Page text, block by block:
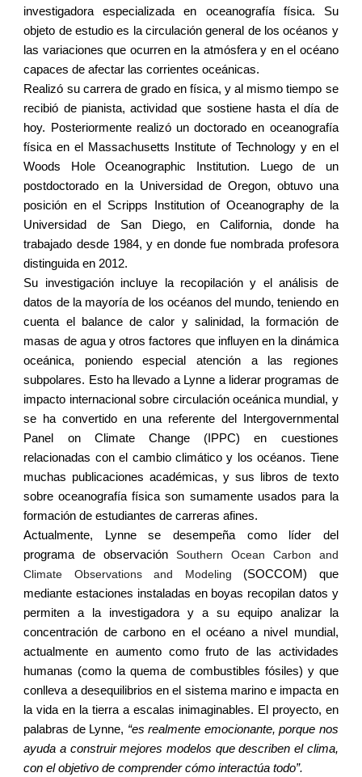
investigadora especializada en oceanografía física. Su
objeto de estudio es la circulación general de los océanos y
las variaciones que ocurren en la atmósfera y en el océano
capaces de afectar las corrientes oceánicas.
Realizó su carrera de grado en física, y al mismo tiempo se
recibió de pianista, actividad que sostiene hasta el día de
hoy. Posteriormente realizó un doctorado en oceanografía
física en el Massachusetts Institute of Technology y en el
Woods Hole Oceanographic Institution. Luego de un
postdoctorado en la Universidad de Oregon, obtuvo una
posición en el Scripps Institution of Oceanography de la
Universidad de San Diego, en California, donde ha
trabajado desde 1984, y en donde fue nombrada profesora
distinguida en 2012.
Su investigación incluye la recopilación y el análisis de
datos de la mayoría de los océanos del mundo, teniendo en
cuenta el balance de calor y salinidad, la formación de
masas de agua y otros factores que influyen en la dinámica
oceánica, poniendo especial atención a las regiones
subpolares. Esto ha llevado a Lynne a liderar programas de
impacto internacional sobre circulación oceánica mundial, y
se ha convertido en una referente del Intergovernmental
Panel on Climate Change (IPPC) en cuestiones
relacionadas con el cambio climático y los océanos. Tiene
muchas publicaciones académicas, y sus libros de texto
sobre oceanografía física son sumamente usados para la
formación de estudiantes de carreras afines.
Actualmente, Lynne se desempeña como líder del
programa de observación Southern Ocean Carbon and
Climate Observations and Modeling (SOCCOM) que
mediante estaciones instaladas en boyas recopilan datos y
permiten a la investigadora y a su equipo analizar la
concentración de carbono en el océano a nivel mundial,
actualmente en aumento como fruto de las actividades
humanas (como la quema de combustibles fósiles) y que
conlleva a desequilibrios en el sistema marino e impacta en
la vida en la tierra a escalas inimaginables. El proyecto, en
palabras de Lynne, “es realmente emocionante, porque nos
ayuda a construir mejores modelos que describen el clima,
con el objetivo de comprender cómo interactúa todo”.